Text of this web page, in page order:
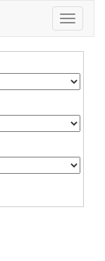
Toggle